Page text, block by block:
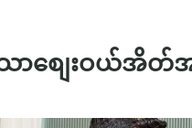
ာစျေးဝယ်အိတ်အ